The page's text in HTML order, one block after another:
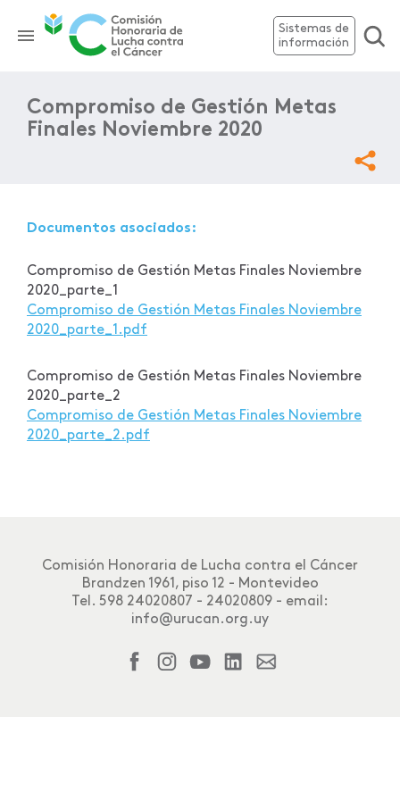
Sistemas de
información
Compromiso de Gestión Metas
Finales Noviembre 2020
Documentos asociados:
Compromiso de Gestión Metas Finales Noviembre
2020_parte_1
Compromiso de Gestión Metas Finales Noviembre
2020_parte_1.pdf
Compromiso de Gestión Metas Finales Noviembre
2020_parte_2
Compromiso de Gestión Metas Finales Noviembre
2020_parte_2.pdf
Comisión Honoraria de Lucha contra el Cáncer
Brandzen 1961, piso 12 - Montevideo
Tel. 598 24020807 - 24020809 - email:
info@urucan.org.uy